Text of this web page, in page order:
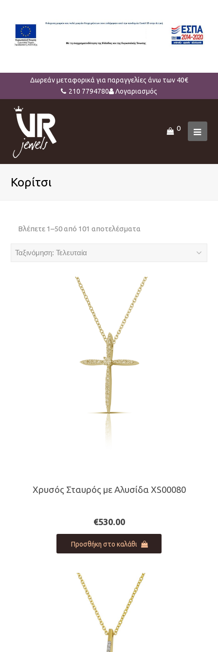
Δωρεάν μεταφορικά για παραγγελίες άνω των 40€
210 7794780
Λογαριασμός
0
Κορίτσι
Βλέπετε 1–50 από 101 αποτελέσματα
Χρυσός Σταυρός με Αλυσίδα XS00080
€530.00
Προσθήκη στο καλάθι